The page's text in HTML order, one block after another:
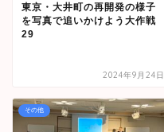
東京・大井町の再開発の様子
を写真で追いかけよう大作戦
29
2024年9月24日
その他